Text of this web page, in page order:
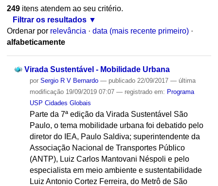
249itens atendem ao seu critério.
Filtrar os resultados
Ordenar por relevância · data (mais recente primeiro) ·
alfabeticamente
Virada Sustentável - Mobilidade Urbana
por Sergio R V Bernardo — publicado22/09/2017 — última
modificação19/09/2019 07:07 — registrado em: Programa
USP Cidades Globais
Parte da 7ª edição da Virada Sustentável São
Paulo, o tema mobilidade urbana foi debatido pelo
diretor do IEA, Paulo Saldiva; superintendente da
Associação Nacional de Transportes Público
(ANTP), Luiz Carlos Mantovani Néspoli e pelo
especialista em meio ambiente e sustentabilidade
Luiz Antonio Cortez Ferreira, do Metrô de São